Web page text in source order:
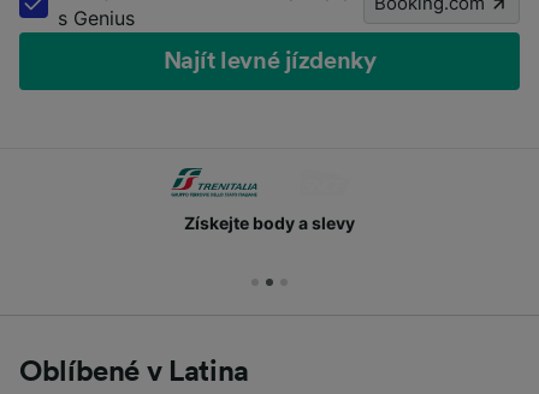
s Genius
Najít levné jízdenky
Získejte body a slevy
Oblíbené v Latina